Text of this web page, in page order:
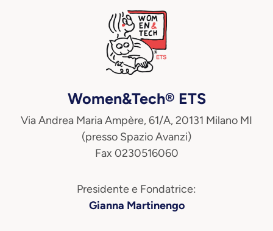
Women&Tech® ETS
Via Andrea Maria Ampère, 61/A, 20131 Milano MI
(presso Spazio Avanzi)
Fax 0230516060
Presidente e Fondatrice:
Gianna Martinengo